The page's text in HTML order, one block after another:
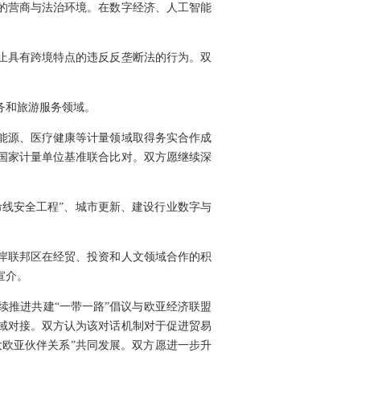
营商与法治环境。在数字经济、人工智能
具有跨境特点的违反反垄断法的行为。双
旅游服务领域。
源、医疗健康等计量领域取得务实合作成
家计量单位基准联合比对。双方愿继续深
安全工程”、城市更新、建设行业数字与
联邦区在经贸、投资和人文领域合作的积
。
进共建“一带一路”倡议与欧亚经济联盟
对接。双方认为该对话机制对于促进贸易
亚伙伴关系”共同发展。双方愿进一步升